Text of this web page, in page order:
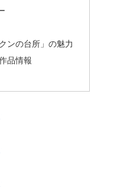
ンの台所」の魅力
品情報